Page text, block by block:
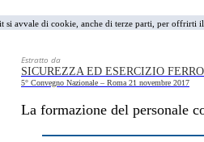
si avvale di cookie, anche di terze parti, per
Estratto da
SICUREZZA ED ESERCIZIO
5° Convegno Nazionale – Roma 21 novembre 2017
La formazione del personale